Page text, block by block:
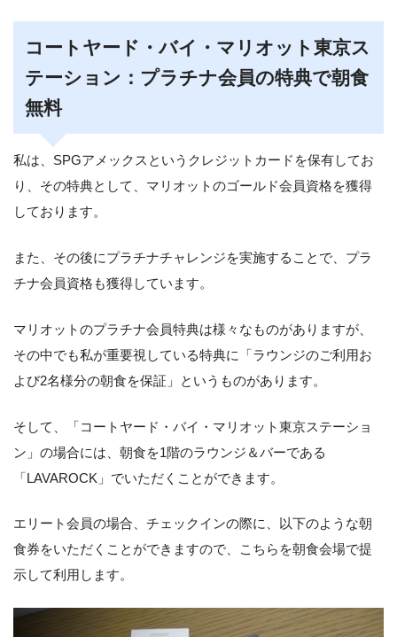
コートヤード・バイ・マリオット東京ス
テーション：プラチナ会員の特典で朝食
無料
私は、SPGアメックスというクレジットカードを保有してお
り、その特典として、マリオットのゴールド会員資格を獲得
しております。
また、その後にプラチナチャレンジを実施することで、プラ
チナ会員資格も獲得しています。
マリオットのプラチナ会員特典は様々なものがありますが、
その中でも私が重要視している特典に「ラウンジのご利用お
よび2名様分の朝食を保証」というものがあります。
そして、「コートヤード・バイ・マリオット東京ステーショ
ン」の場合には、朝食を1階のラウンジ＆バーである
「LAVAROCK」でいただくことができます。
エリート会員の場合、チェックインの際に、以下のような朝
食券をいただくことができますので、こちらを朝食会場で提
示して利用します。